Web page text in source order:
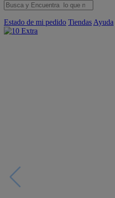
Estado de mi pedido Tiendas Ayuda